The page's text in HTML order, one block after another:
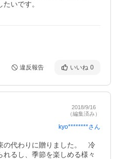
いです。
違反報告 いいね 0
2018/9/16
（編集済み）
kyo********さん
の代わりに贈りました。　冷
るし、季節を楽しめる様々